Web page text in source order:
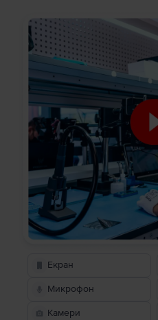
Екран
Микрофон
Камери